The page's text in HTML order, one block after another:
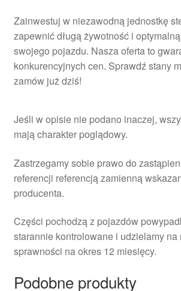
Zainwestuj w niezawodną jednostkę
zapewnić długą żywotność i
swojego pojazdu. Nasza oferta to
konkurencyjnych cen. Sprawdź stany
zamów już dziś!
Jeśli w opisie nie podano inaczej,
mają charakter poglądowy.
Zastrzegamy sobie prawo do
referencji referencją zamienną
producenta.
Części pochodzą z pojazdów
starannie kontrolowane i udzielamy na
sprawności na okres 12 miesięcy.
Podobne produkty